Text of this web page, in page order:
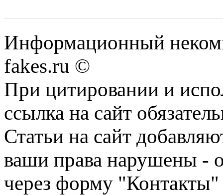
Информационный
fakes.ru ©
При цитировании и
ссылка на сайт
Статьи на сайт
ваши права нарушены -
через форму "Контакты"